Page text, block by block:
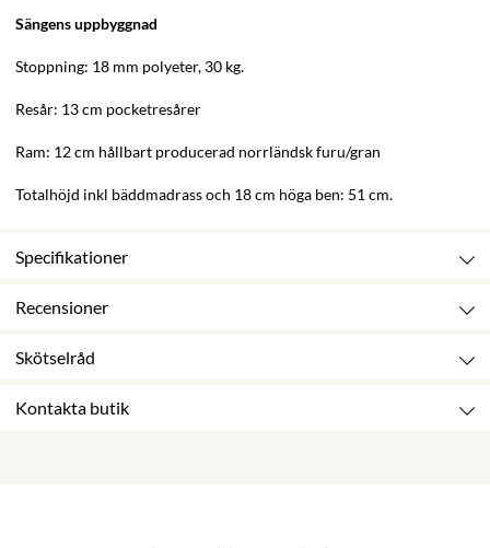
Sängens uppbyggnad
Stoppning: 18 mm polyeter, 30 kg.
Resår: 13 cm pocketresårer
Ram: 12 cm hållbart producerad norrländsk furu/gran
Totalhöjd inkl bäddmadrass och 18 cm höga ben: 51 cm.
Specifikationer
Recensioner
Skötselråd
Kontakta butik